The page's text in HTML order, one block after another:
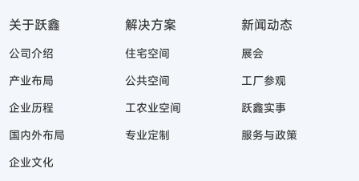
关于跃鑫
公司介绍
产业布局
企业历程
国内外布局
企业文化
解决方案
住宅空间
公共空间
工农业空间
专业定制
新闻动态
展会
工厂参观
跃鑫实事
服务与政策